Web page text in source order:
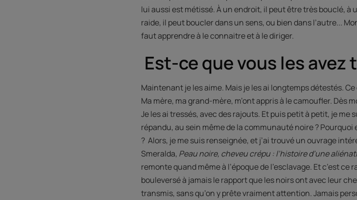
lui aussi est métissé. À un endroit, il peut être très bouclé,
raide, il peut boucler dans un sens, ou bien dans l’autre...
faut apprendre à le connaitre et à le diriger.
Est-ce que vous les avez
Maintenant je les aime. Mais je les ai longtemps détestés.
Ma mère, ma grand-mère, m’ont appris à le camoufler. Dès
Je les ai tressés, avec des rajouts. Et puis petit à petit, je me
répandu, au sein même de la communauté noire ?
? Alors, je me suis renseignée, et j’ai trouvé un ouvrage
Smeralda, Peau noire, cheveu crépu : l’histoire d’une
remonte quand même à l’époque de l’esclavage. Et c’est
bouleversé à jamais le rapport que les noirs ont avec leur
transmis, sans qu’on y prête vraiment attention. Jamais